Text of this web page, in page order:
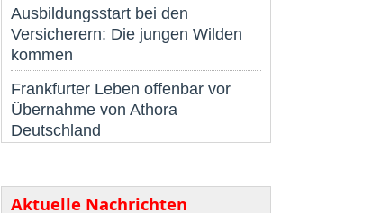
Ausbildungsstart bei den
Versicherern: Die jungen Wilden
kommen
Frankfurter Leben offenbar vor
Übernahme von Athora
Deutschland
Aktuelle Nachrichten